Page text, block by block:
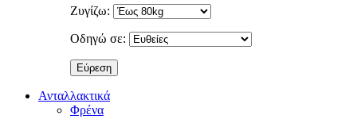
Ζυγίζω:
Οδηγώ σε:
Ανταλλακτικά
Φρένα